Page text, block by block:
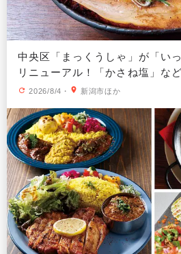
中央区「まっくうしゃ」が「い
リニューアル！「かさね塩」な
2026/8/4 ・ 新潟市ほか